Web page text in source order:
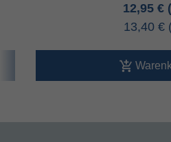
12,95 €
13,40 €